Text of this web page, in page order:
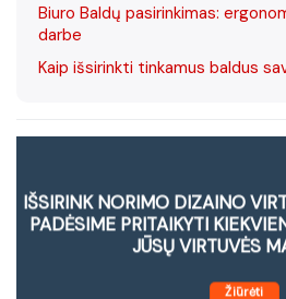
Biuro Baldų pasirinkimas:
darbe
Kaip išsirinkti tinkamus baldus
IŠSIRINK NORIMO DIZAINO
PADĖSIME PRITAIKYTI
JŪSŲ VIRTUVĖS
Žiūrėti